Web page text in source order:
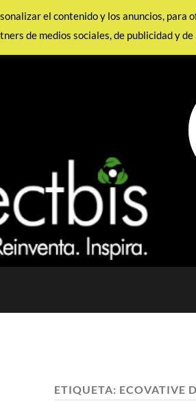
ETIQUETA: ECOVATIVE
el contenido y los anuncios,
de medios sociales, de publicidad y